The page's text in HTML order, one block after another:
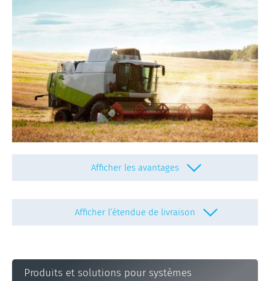
Afficher les avantages
Montage rapide grâce à des :
Sous-ensembles et kits de montage préassemblés
Afficher l’étendue de livraison
Produits et solutions pour systèmes